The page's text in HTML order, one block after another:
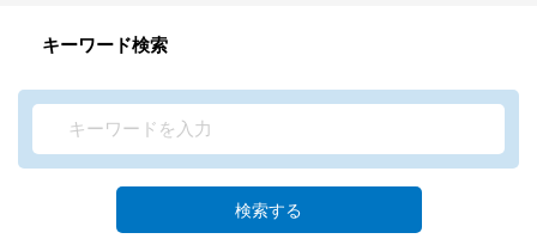
キーワード検索
検索する